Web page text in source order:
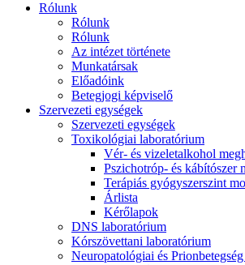
Rólunk
Rólunk
Rólunk
Az intézet története
Munkatársak
Előadóink
Betegjogi képviselő
Szervezeti egységek
Szervezeti egységek
Toxikológiai laboratórium
Vér- és vizeletalkohol
Pszichotróp- és kábítószer
Terápiás gyógyszerszint
Árlista
Kérőlapok
DNS laboratórium
Kórszövettani laboratórium
Neuropatológiai és